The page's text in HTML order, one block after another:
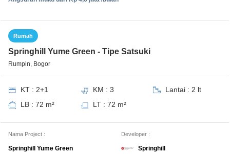
Rumah
Springhill Yume Green - Tipe Satsuki
Rumpin, Bogor
KT : 2+1 KM : 3
Lantai : 2 lt
LB : 72 m²
LT : 72 m²
Nama Project :
Springhill Yume Green
Developer :
Springhill